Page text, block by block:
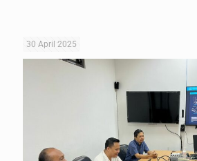
30 April 2025